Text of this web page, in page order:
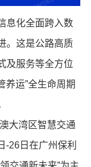
息化全面跨入数
。这是公路高质
及服务等全方位
养运”全生命周期
大湾区智慧交通
-26日在广州保利